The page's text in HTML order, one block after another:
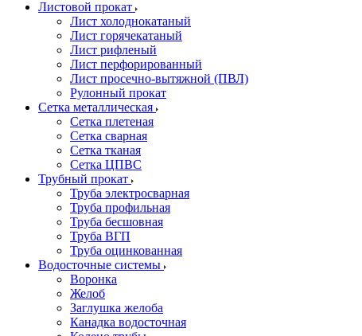
Листовой прокат
Лист холоднокатаный
Лист горячекатаный
Лист рифленый
Лист перфорированный
Лист просечно-вытяжной (ПВЛ)
Рулонный прокат
Сетка металлическая
Сетка плетеная
Сетка сварная
Сетка тканая
Сетка ЦПВС
Трубный прокат
Труба электросварная
Труба профильная
Труба бесшовная
Труба ВГП
Труба оцинкованная
Водосточные системы
Воронка
Желоб
Заглушка желоба
Канадка водосточная